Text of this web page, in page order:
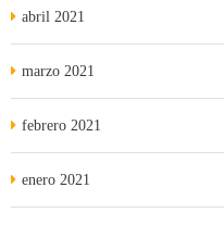
abril 2021
marzo 2021
febrero 2021
enero 2021